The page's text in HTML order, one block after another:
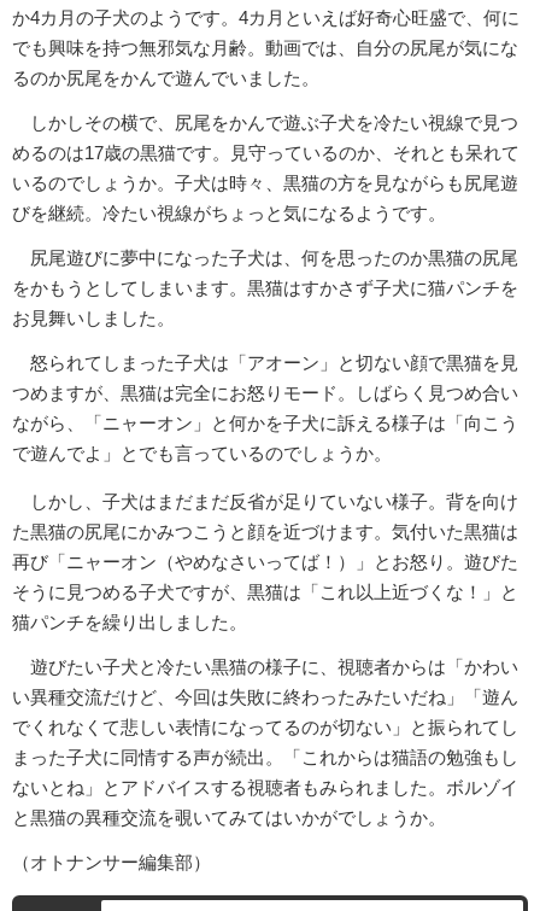
か4カ月の子犬のようです。4カ月といえば好奇心旺盛で、何に
でも興味を持つ無邪気な月齢。動画では、自分の尻尾が気にな
るのか尻尾をかんで遊んでいました。
しかしその横で、尻尾をかんで遊ぶ子犬を冷たい視線で見つ
めるのは17歳の黒猫です。見守っているのか、それとも呆れて
いるのでしょうか。子犬は時々、黒猫の方を見ながらも尻尾遊
びを継続。冷たい視線がちょっと気になるようです。
尻尾遊びに夢中になった子犬は、何を思ったのか黒猫の尻尾
をかもうとしてしまいます。黒猫はすかさず子犬に猫パンチを
お見舞いしました。
怒られてしまった子犬は「アオーン」と切ない顔で黒猫を見
つめますが、黒猫は完全にお怒りモード。しばらく見つめ合い
ながら、「ニャーオン」と何かを子犬に訴える様子は「向こう
で遊んでよ」とでも言っているのでしょうか。
しかし、子犬はまだまだ反省が足りていない様子。背を向け
た黒猫の尻尾にかみつこうと顔を近づけます。気付いた黒猫は
再び「ニャーオン（やめなさいってば！）」とお怒り。遊びた
そうに見つめる子犬ですが、黒猫は「これ以上近づくな！」と
猫パンチを繰り出しました。
遊びたい子犬と冷たい黒猫の様子に、視聴者からは「かわい
い異種交流だけど、今回は失敗に終わったみたいだね」「遊ん
でくれなくて悲しい表情になってるのが切ない」と振られてし
まった子犬に同情する声が続出。「これからは猫語の勉強もし
ないとね」とアドバイスする視聴者もみられました。ボルゾイ
と黒猫の異種交流を覗いてみてはいかがでしょうか。
（オトナンサー編集部）